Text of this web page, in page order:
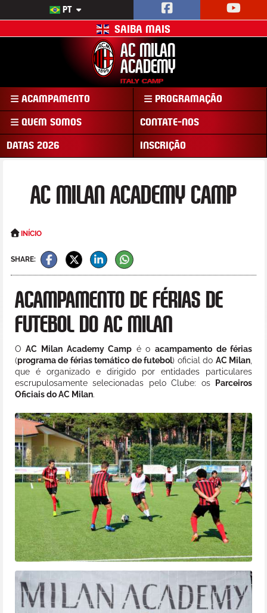
PT
SAIBA MAIS
AC MILAN
ACADEMY
ITALY CAMP
ACAMPAMENTO
PROGRAMAÇÃO
QUEM SOMOS
CONTATE-NOS
DATAS 2026
INSCRIÇÃO
AC MILAN ACADEMY CAMP
INÍCIO
SHARE:
ACAMPAMENTO DE FÉRIAS DE
FUTEBOL DO AC MILAN
OAC Milan Academy Camp é o acampamento de férias
(programa de férias temático de futebol) oficial do AC Milan,
que é organizado e dirigido por entidades particulares
escrupulosamente selecionadas pelo Clube: os Parceiros
Oficiais do AC Milan.